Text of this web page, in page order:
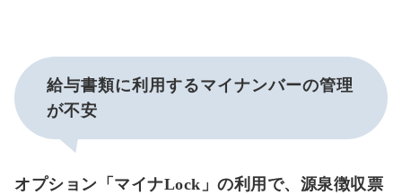
給与書類に利用するマイナンバーの管理
が不安
オプション「マイナLock」の利用で、源泉徴収票